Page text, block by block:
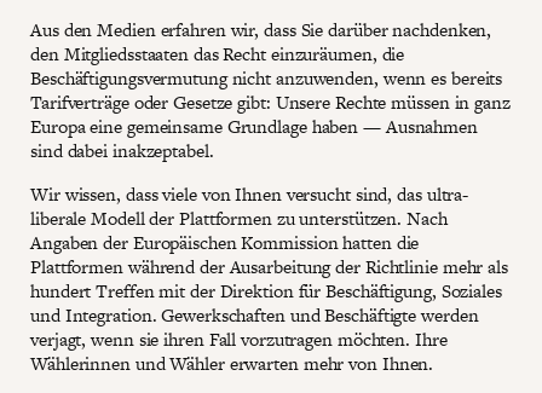
Aus den Medien erfahren wir, dass Sie darüber nachdenken,
den Mitgliedsstaaten das Recht einzuräumen, die
Beschäftigungsvermutung nicht anzuwenden, wenn es bereits
Tarifverträge oder Gesetze gibt: Unsere Rechte müssen in ganz
Europa eine gemeinsame Grundlage haben — Ausnahmen
sind dabei inakzeptabel.
Wir wissen, dass viele von Ihnen versucht sind, das ultra-
liberale Modell der Plattformen zu unterstützen. Nach
Angaben der Europäischen Kommission hatten die
Plattformen während der Ausarbeitung der Richtlinie mehr als
hundert Treffen mit der Direktion für Beschäftigung, Soziales
und Integration. Gewerkschaften und Beschäftigte werden
verjagt, wenn sie ihren Fall vorzutragen möchten. Ihre
Wählerinnen und Wähler erwarten mehr von Ihnen.